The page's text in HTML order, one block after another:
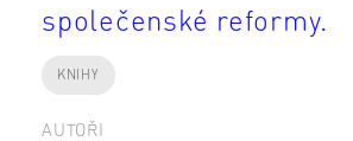
společenské reformy.
KNIHY
AUTOŘI